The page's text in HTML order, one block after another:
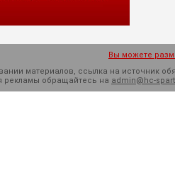
Вы можете
материалов, ссылка на источник
рекламы обращайтесь на admin@hc-